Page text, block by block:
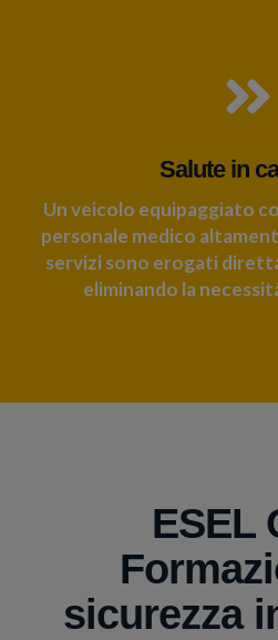
Salute in
Un veicolo equipaggiato
personale medico
servizi sono erogati
eliminando la
ESEL
sicurezza